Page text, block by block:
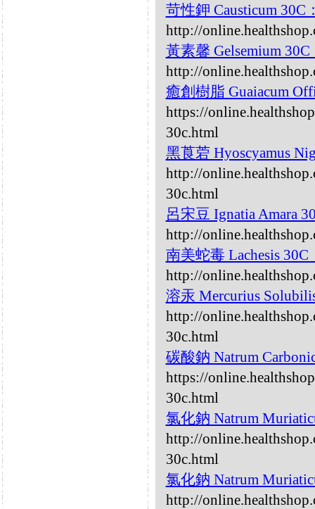
苛性鉀 Causticum 30C
http://
黃素馨 Gelsemium 30C
http://
癒創樹脂 Guaiacum
https://
30c.html
黑莨菪 Hyoscyamus
http://
30c.html
呂宋豆 Ignatia Amara
http://
南美蛇毒 Lachesis 30C
http://
溶汞 Mercurius
http://
30c.html
碳酸鈉 Natrum
https://
30c.html
氯化鈉 Natrum
http://
30c.html
氯化鈉 Natrum
http://